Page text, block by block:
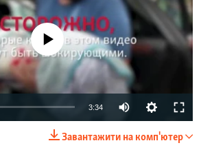
source currently available
3:34
Завантажити на комп'ютер